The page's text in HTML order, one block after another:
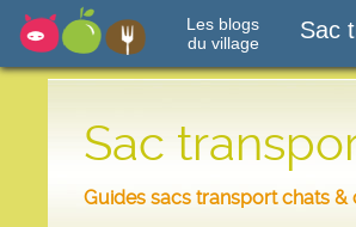
Les blogs
du village
Sac
Sac
Guides sacs transport chats &